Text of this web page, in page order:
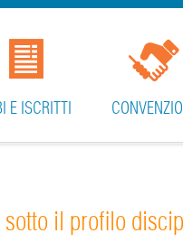
E ISCRITTI
sotto il profilo